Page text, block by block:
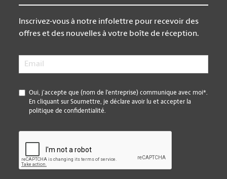
Inscrivez-vous à notre infolettre pour recevoir des
offres et des nouvelles à votre boîte de réception.
Email
*
Oui, j’accepte que (nom de l’entreprise) communique avec moi*.
En cliquant sur Soumettre, je déclare avoir lu et accepter la
politique de confidentialité.